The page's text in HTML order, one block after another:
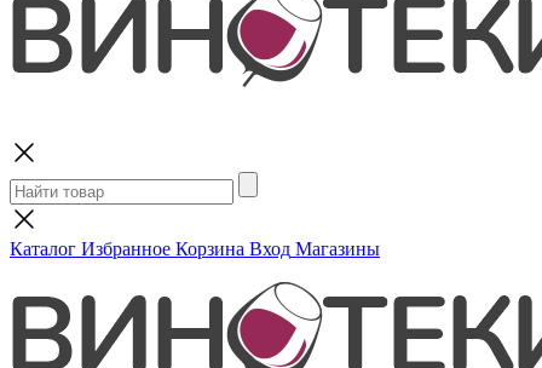
Каталог Избранное Корзина Вход Магазины